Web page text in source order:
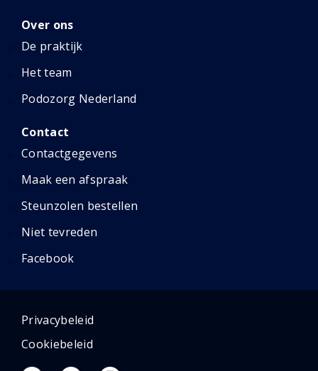
Over ons
De praktijk
Het team
Podozorg Nederland
Contact
Contactgegevens
Maak een afspraak
Steunzolen bestellen
Niet tevreden
Facebook
Privacybeleid
Cookiebeleid